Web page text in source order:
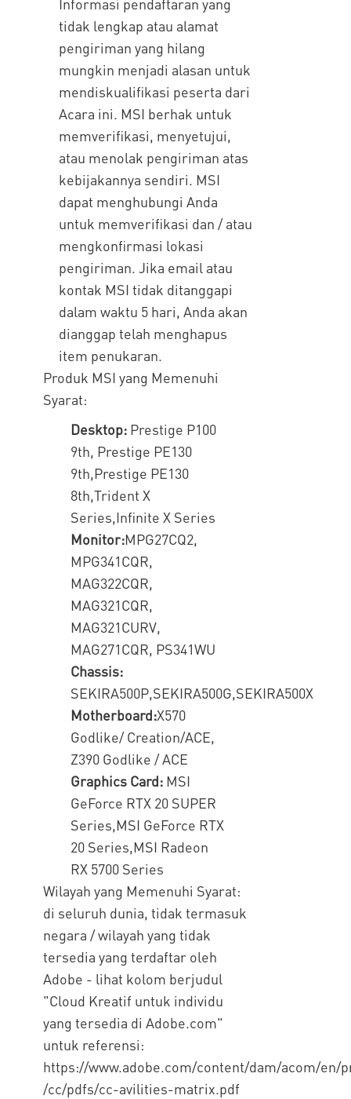
Informasi pendaftaran yang
tidak lengkap atau alamat
pengiriman yang hilang
mungkin menjadi alasan untuk
mendiskualifikasi peserta dari
Acara ini. MSI berhak untuk
memverifikasi, menyetujui,
atau menolak pengiriman atas
kebijakannya sendiri. MSI
dapat menghubungi Anda
untuk memverifikasi dan / atau
mengkonfirmasi lokasi
pengiriman. Jika email atau
kontak MSI tidak ditanggapi
dalam waktu 5 hari, Anda akan
dianggap telah menghapus
item penukaran.
Produk MSI yang Memenuhi
Syarat:
Desktop: Prestige P100
9th, Prestige PE130
9th,Prestige PE130
8th,Trident X
Series,Infinite X Series
Monitor:MPG27CQ2,
MPG341CQR,
MAG322CQR,
MAG321CQR,
MAG321CURV,
MAG271CQR, PS341WU
Chassis:
SEKIRA500P,SEKIRA500G,SEKIRA500X
Motherboard:X570
Godlike/ Creation/ACE,
Z390 Godlike / ACE
Graphics Card: MSI
GeForce RTX 20 SUPER
Series,MSI GeForce RTX
20 Series,MSI Radeon
RX 5700 Series
Wilayah yang Memenuhi Syarat:
di seluruh dunia, tidak termasuk
negara / wilayah yang tidak
tersedia yang terdaftar oleh
Adobe - lihat kolom berjudul
"Cloud Kreatif untuk individu
yang tersedia di Adobe.com"
untuk referensi:
https://www.adobe.com/content/dam/acom/en/
/cc/pdfs/cc-avilities-matrix.pdf